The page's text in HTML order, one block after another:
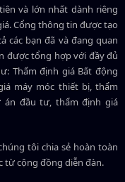
và lớn nhất dành riêng
. Cổng thông tin được tạo
các bạn đã và đang quan
được tổng hợp với đầy đủ
Thẩm định giá Bất động
máy móc thiết bị, thẩm
án đầu tư, thẩm định giá
tôi chia sẻ hoàn toàn
từ cộng đồng diễn đàn.